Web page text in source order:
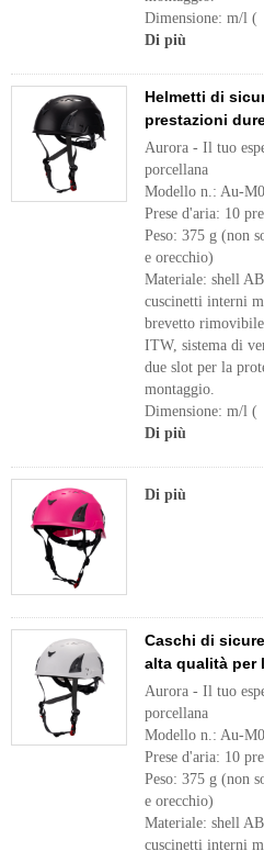
Dimensione: m/l (
Di più
Helmetti di
prestazioni
Aurora - Il tuo
porcellana
Modello n.: Au-
Prese d'aria: 10
Peso: 375 g (non
e orecchio)
Materiale: shell
cuscinetti interni
brevetto
ITW, sistema di
due slot per la
montaggio.
Dimensione: m/l (
Di più
Di più
Caschi di
alta qualità per
Aurora - Il tuo
porcellana
Modello n.: Au-
Prese d'aria: 10
Peso: 375 g (non
e orecchio)
Materiale: shell
cuscinetti interni